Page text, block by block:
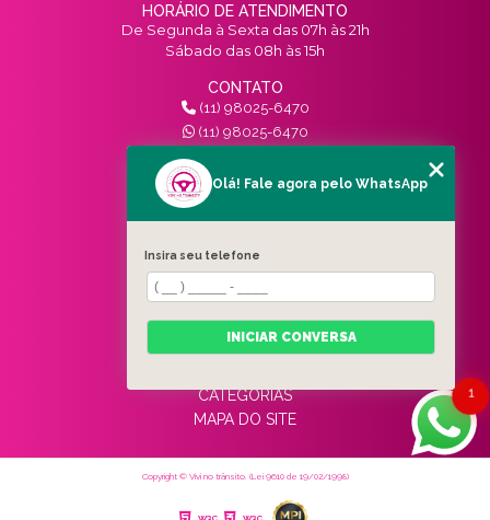
HORÁRIO DE ATENDIMENTO
De Segunda à Sexta das 07h às 21h
Sábado das 08h às 15h
CONTATO
(11) 98025-6470
(11) 98025-6470
contato@vivinotransito.com.br
SIGA-NOS!
MENU
HOME
QUEM SOMOS
SERVIÇOS
BLOG
CATEGORIAS
MAPA DO SITE
Copyright © Vivi no trânsito. (Lei 9610 de 19/02/1998)
W3C W3C
1
Olá! Fale agora pelo WhatsApp
Insira seu telefone
INICIAR CONVERSA